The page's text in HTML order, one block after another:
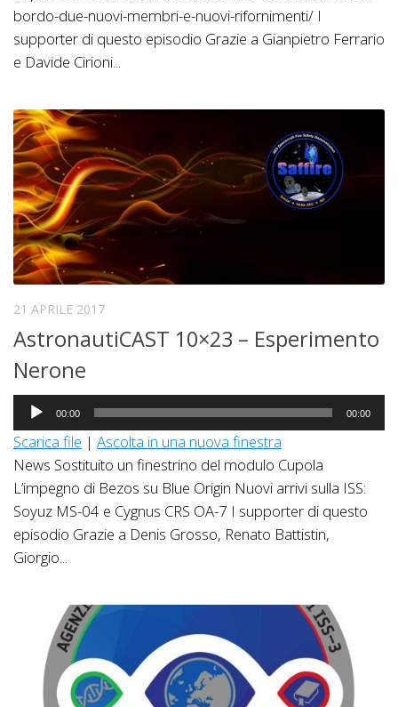
bordo-due-nuovi-membri-e-nuovi-rifornimenti/ I
supporter di questo episodio Grazie a Gianpietro Ferrario
e Davide Cirioni...
21 APRILE 2017
AstronautiCAST 10×23 – Esperimento
Nerone
Audio
Player
00:00 00:00
Scarica file | Ascolta in una nuova finestra
News Sostituito un finestrino del modulo Cupola
L’impegno di Bezos su Blue Origin Nuovi arrivi sulla ISS:
Soyuz MS-04 e Cygnus CRS OA-7 I supporter di questo
episodio Grazie a Denis Grosso, Renato Battistin,
Giorgio...